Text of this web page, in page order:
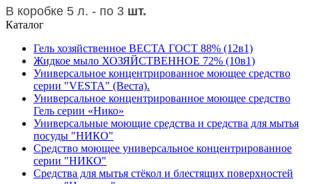
В коробке 5 л. - по 3 шт.
Каталог
Гель хозяйственное ВЕСТА ГОСТ 88% (12в1)
Жидкое мыло ХОЗЯЙСТВЕННОЕ 72% (10в1)
Универсальное концентрированное моющее средство
серии "VESTA" (Веста).
Универсальное концентрированное моющее средство
Гель серии «Нико»
Универсальные моющие средства и средства для мытья
посуды "НИКО"
Средство моющее универсальное концентрированное
серии "НИКО"
Средства для мытья стёкол и блестящих поверхностей